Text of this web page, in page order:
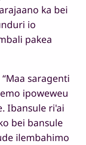
ka bei
io
pakea
saragenti
ipoweweu
Ibansule ri'ai
bei bansule
ilembahimo